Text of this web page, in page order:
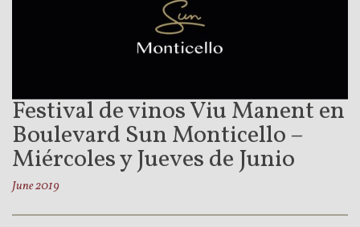
Festival de vinos Viu Manent en
Boulevard Sun Monticello –
Miércoles y Jueves de Junio
June 2019